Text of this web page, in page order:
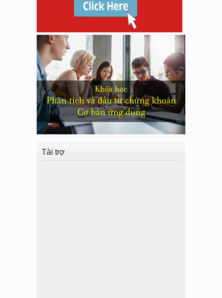
Tài trợ